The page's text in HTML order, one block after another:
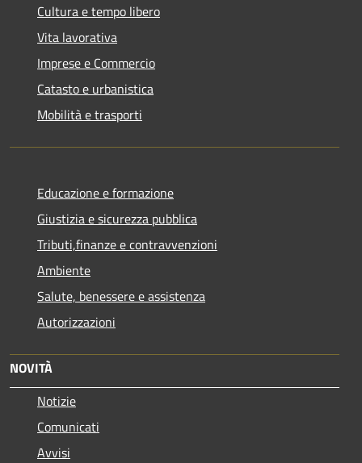
Cultura e tempo libero
Vita lavorativa
Imprese e Commercio
Catasto e urbanistica
Mobilità e trasporti
Educazione e formazione
Giustizia e sicurezza pubblica
Tributi,finanze e contravvenzioni
Ambiente
Salute, benessere e assistenza
Autorizzazioni
NOVITÀ
Notizie
Comunicati
Avvisi